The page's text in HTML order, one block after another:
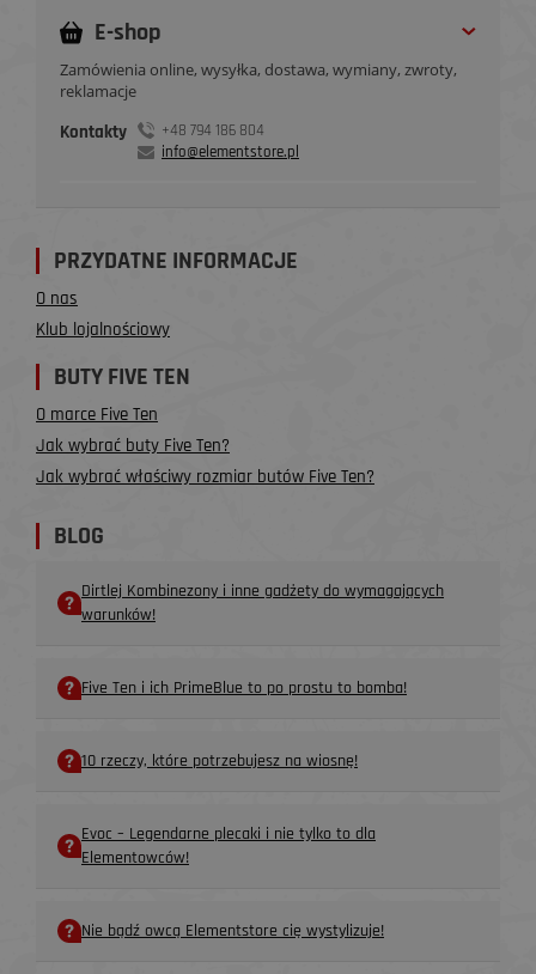
E-shop
Zamówienia online, wysyłka, dostawa, wymiany, zwroty,
reklamacje
Kontakty
+48 794 186 804
info@elementstore.pl
PRZYDATNE INFORMACJE
O nas
Klub lojalnościowy
BUTY FIVE TEN
O marce Five Ten
Jak wybrać buty Five Ten?
Jak wybrać właściwy rozmiar butów Five Ten?
BLOG
Dirtlej Kombinezony i inne gadżety do wymagających
warunków!
Five Ten i ich PrimeBlue to po prostu to bomba!
10 rzeczy, które potrzebujesz na wiosnę!
Evoc – Legendarne plecaki i nie tylko to dla
Elementowców!
Nie bądź owcą Elementstore cię wystylizuje!